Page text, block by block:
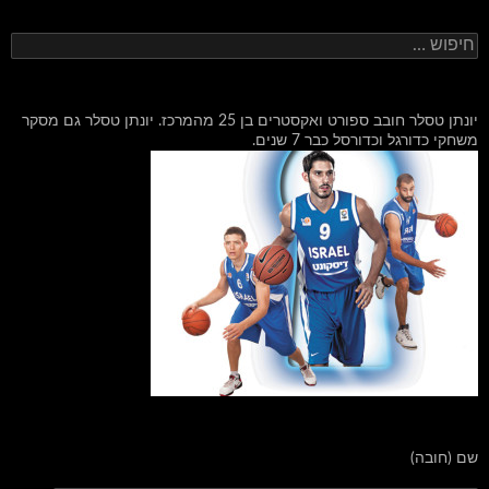
חיפוש:
יונתן טסלר חובב ספורט ואקסטרים בן 25 מהמרכז. יונתן טסלר גם מסקר
משחקי כדורגל וכדורסל כבר 7 שנים.
שם (חובה)